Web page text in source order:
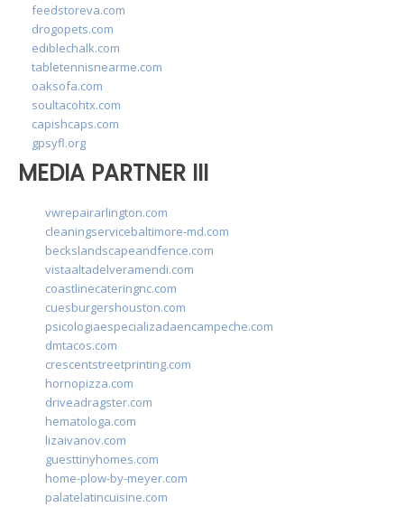
feedstoreva.com
drogopets.com
ediblechalk.com
tabletennisnearme.com
oaksofa.com
soultacohtx.com
capishcaps.com
gpsyfl.org
MEDIA PARTNER III
vwrepairarlington.com
cleaningservicebaltimore-md.com
beckslandscapeandfence.com
vistaaltadelveramendi.com
coastlinecateringnc.com
cuesburgershouston.com
psicologiaespecializadaencampeche.com
dmtacos.com
crescentstreetprinting.com
hornopizza.com
driveadragster.com
hematologa.com
lizaivanov.com
guesttinyhomes.com
home-plow-by-meyer.com
palatelatincuisine.com